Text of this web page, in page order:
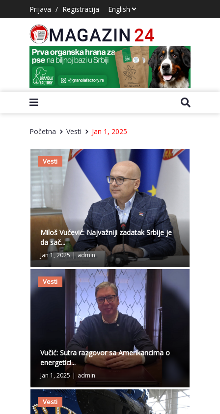
Prijava / Registracija
Početna Vesti Jan 1, 2025
Vesti
Miloš Vučević: Najvažniji zadatak Srbije je
da sač...
Jan 1, 2025 | admin
Vesti
Vučić: Sutra razgovor sa Amerikancima o
energetici...
Jan 1, 2025 | admin
Vesti